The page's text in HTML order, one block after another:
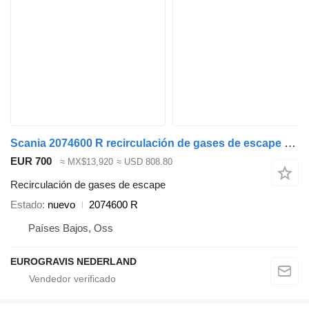
Scania 2074600 R recirculación de gases de escape para Scania euro 6 EGR cabeza tractora
EUR 700 ≈ MX$13,920 ≈ USD 808.80
Recirculación de gases de escape
Estado nuevo
2074600 R
Países Bajos, Oss
EUROGRAVIS NEDERLAND